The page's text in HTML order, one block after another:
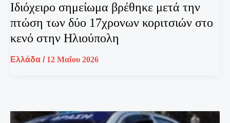
Ιδιόχειρο σημείωμα βρέθηκε μετά την
πτώση των δύο 17χρονων κοριτσιών στο
κενό στην Ηλιούπολη
Ελλάδα / 12 Μαΐου 2026